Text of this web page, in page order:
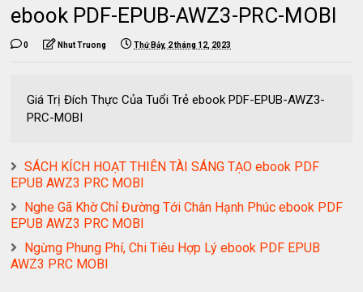
ebook PDF-EPUB-AWZ3-PRC-MOBI
0 Nhut Truong Thứ Bảy, 2 tháng 12, 2023
Giá Trị Đích Thực Của Tuổi Trẻ ebook PDF-EPUB-AWZ3-
PRC-MOBI
SÁCH KÍCH HOẠT THIÊN TÀI SÁNG TẠO ebook PDF
EPUB AWZ3 PRC MOBI
Nghe Gã Khờ Chỉ Đường Tới Chân Hạnh Phúc ebook PDF
EPUB AWZ3 PRC MOBI
Ngừng Phung Phí, Chi Tiêu Hợp Lý ebook PDF EPUB
AWZ3 PRC MOBI